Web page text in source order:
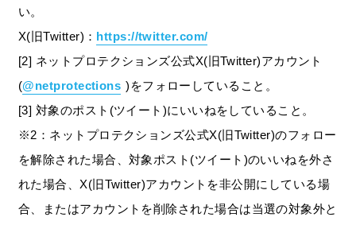
い。
X(旧Twitter)： https://twitter.com/
[2] ネットプロテクションズ公式X(旧Twitter)アカウント
(@netprotections )をフォローしていること。
[3] 対象のポスト(ツイート)にいいねをしていること。
※2：ネットプロテクションズ公式X(旧Twitter)のフォロー
を解除された場合、対象ポスト(ツイート)のいいねを外さ
れた場合、X(旧Twitter)アカウントを非公開にしている場
合、またはアカウントを削除された場合は当選の対象外と